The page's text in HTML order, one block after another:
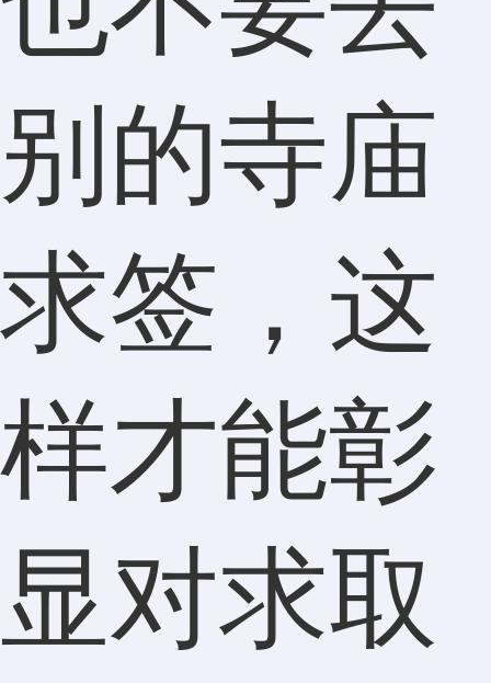
别的寺庙
求签，这
样才能彰
显对求取